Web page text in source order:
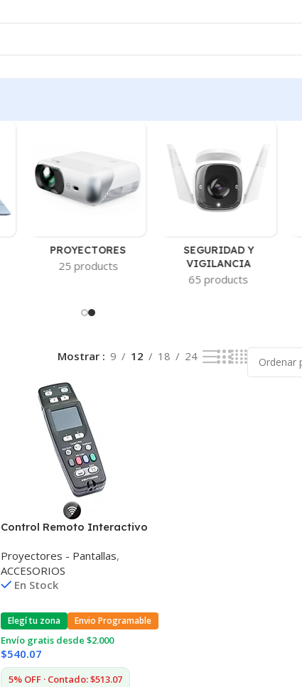
PROYECTORES
25 products
SEGURIDAD Y
VIGILANCIA
65 products
Mostrar 9 12 18 24
Control Remoto Interactivo
Proyectores - Pantallas,
ACCESORIOS
En Stock
Elegí tu zona Envio Programable
Envío gratis desde $2.000
$540.07
5% OFF · Contado: $513.07